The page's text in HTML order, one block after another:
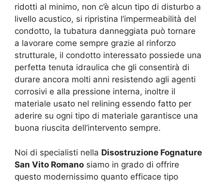
ridotti al minimo, non c’è alcun tipo di disturbo a
livello acustico, si ripristina l’impermeabilità del
condotto, la tubatura danneggiata può tornare
a lavorare come sempre grazie al rinforzo
strutturale, il condotto interessato possiede una
perfetta tenuta idraulica che gli consentirà di
durare ancora molti anni resistendo agli agenti
corrosivi e alla pressione interna, inoltre il
materiale usato nel relining essendo fatto per
aderire su ogni tipo di materiale garantisce una
buona riuscita dell’intervento sempre.
Noi di specialisti nella Disostruzione Fognature
San Vito Romano siamo in grado di offrire
questo modernissimo quanto efficace tipo